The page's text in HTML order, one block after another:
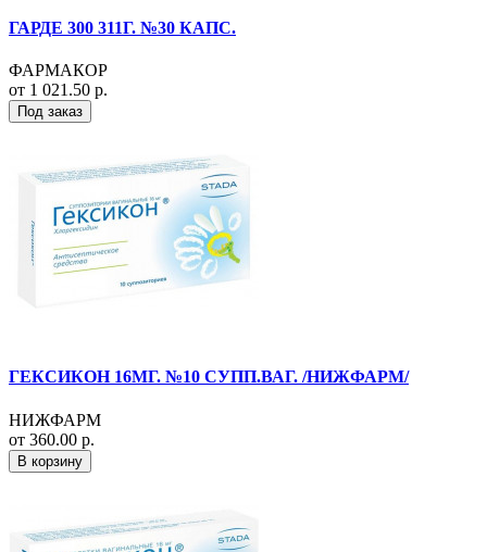
ГАРДЕ 300 311Г. №30 КАПС.
ФАРМАКОР
от 1 021.50 р.
Под заказ
ГЕКСИКОН 16МГ. №10 СУПП.ВАГ. /НИЖФАРМ/
НИЖФАРМ
от 360.00 р.
В корзину